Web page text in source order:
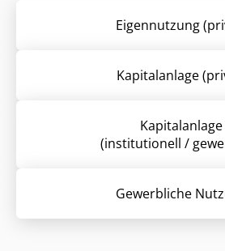
Eigennutzung
Kapitalanlage
Kapitalanlage
(institutionell /
Gewerbliche